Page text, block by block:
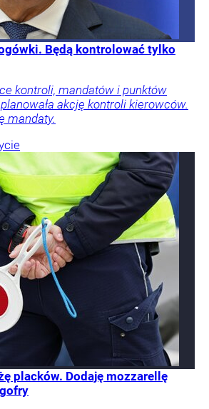
Będą kontrolować tylko
kontroli, mandatów i punktów
akcję kontroli kierowców.
mandaty.
placków. Dodaję mozzarellę